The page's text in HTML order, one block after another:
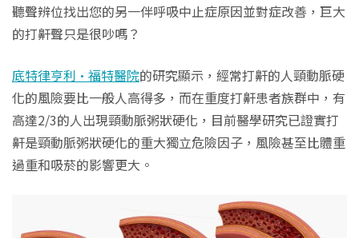
聽聲辨位找出您的另一伴呼吸中止症原因並對症改善，巨大
的打鼾聲只是很吵嗎？
底特律亨利·福特醫院的研究顯示，經常打鼾的人頸動脈硬
化的風險要比一般人高得多，而在重度打鼾患者族群中，有
高達2/3的人出現頸動脈粥狀硬化，目前醫學研究已證實打
鼾是頸動脈粥狀硬化的重大獨立危險因子，風險甚至比體重
過重和吸菸的影響更大。